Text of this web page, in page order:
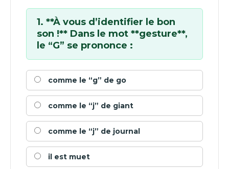
1. **À vous d’identifier le bon
son !** Dans le mot **gesture**,
le “G” se prononce :
comme le “g” de go
comme le “j” de giant
comme le “j” de journal
il est muet